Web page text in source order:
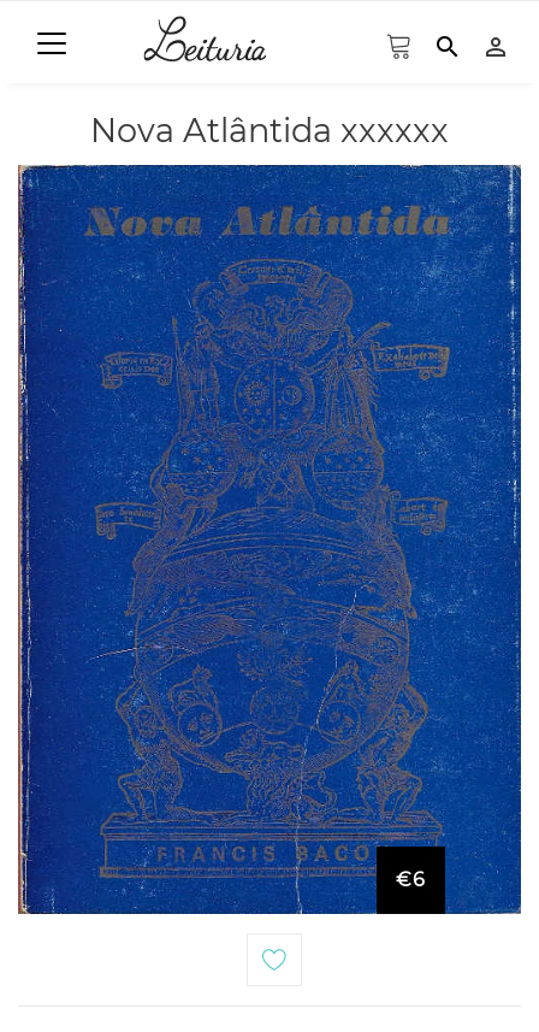
search person_outline
Nova Atlântida xxxxxx
€6